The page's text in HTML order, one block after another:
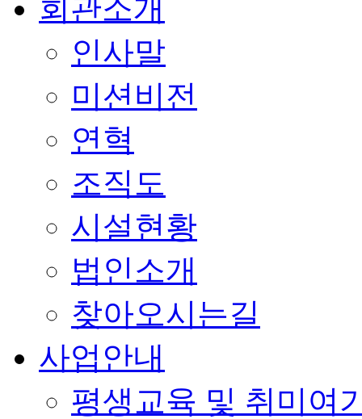
회관소개
인사말
미션비전
연혁
조직도
시설현황
법인소개
찾아오시는길
사업안내
평생교육 및 취미여